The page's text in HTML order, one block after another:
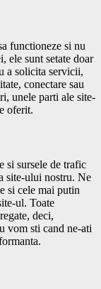
functioneze si nu
ele sunt setate doar
a solicita servicii,
conectare sau
unele parti ale site-
oferit.
si sursele de trafic
site-ului nostru. Ne
si cele mai putin
ul. Toate
deci,
vom sti cand ne-ati